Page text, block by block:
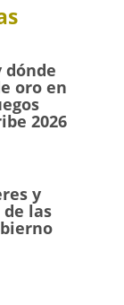
dónde
oro en
2026
y
de las